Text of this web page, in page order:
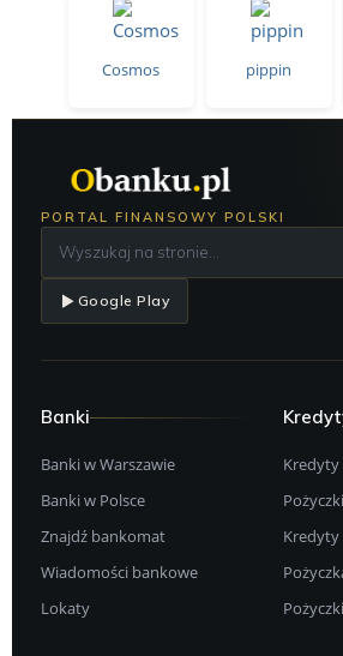
Cosmos pippin
PORTAL FINANSOWY POLSKI
Google Play
Banki
Banki w Warszawie
Banki w Polsce
Znajdź bankomat
Wiadomości bankowe
Lokaty
Pożyczki